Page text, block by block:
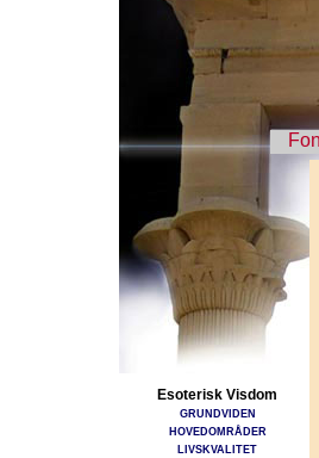
Esoterisk Visdom
GRUNDVIDEN
HOVEDOMRÅDER
LIVSKVALITET